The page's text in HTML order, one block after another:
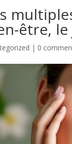
être,
| 0